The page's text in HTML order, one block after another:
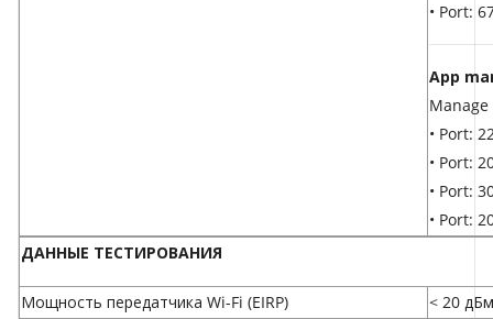
• Port:
App
• Port:
• Port:
• Port:
• Port:
ДАННЫЕ ТЕСТИРОВАНИЯ
Мощность передатчика Wi-Fi (EIRP)
< 20